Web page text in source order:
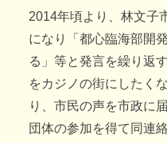
2014年頃より、林文子
になり「都心臨海部開
る」等と発言を繰り返
をカジノの街にしたく
り、市民の声を市政に
団体の参加を得て同連